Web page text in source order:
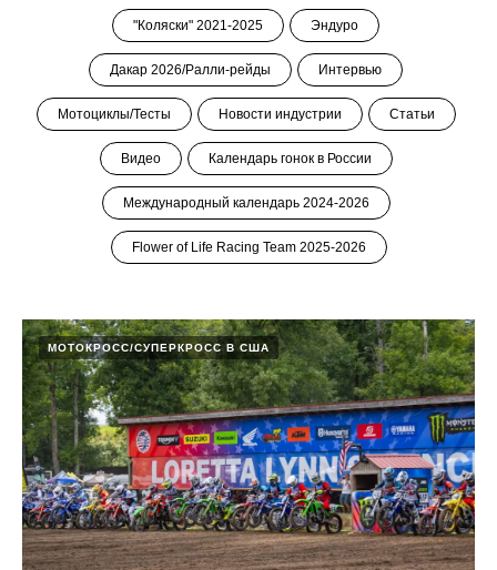
"Коляски" 2021-2025 Эндуро
Дакар 2026/Ралли-рейды Интервью
Мотоциклы/Тесты Новости индустрии Статьи
Видео Календарь гонок в России
Международный календарь 2024-2026
Flower of Life Racing Team 2025-2026
МОТОКРОСС/СУПЕРКРОСС В США